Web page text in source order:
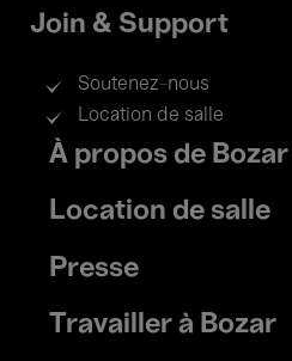
Join & Support
Soutenez-nous
Location de salle
Footer
menu
À propos de Bozar
Location de salle
Presse
Travailler à Bozar